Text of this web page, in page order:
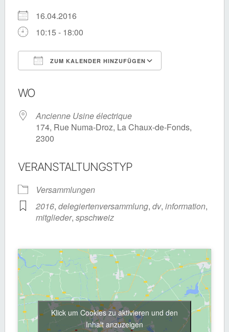
16.04.2016
10:15 - 18:00
ZUM KALENDER HINZUFÜGEN
WO
Ancienne Usine électrique
174, Rue Numa-Droz, La Chaux-de-Fonds,
2300
VERANSTALTUNGSTYP
Versammlungen
2016, delegiertenversammlung, dv, information,
mitglieder, spschweiz
Klick um Cookies zu aktivieren und den
Inhalt anzuzeigen